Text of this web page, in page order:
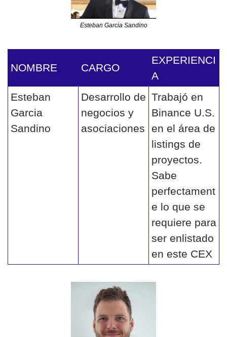
Esteban Garcia Sandino
NOMBRE CARGO
EXPERIENCI
A
Esteban
Garcia
Sandino
Desarrollo de
negocios y
asociaciones
Trabajó en
Binance U.S.
en el área de
listings de
proyectos.
Sabe
perfectament
e lo que se
requiere para
ser enlistado
en este CEX